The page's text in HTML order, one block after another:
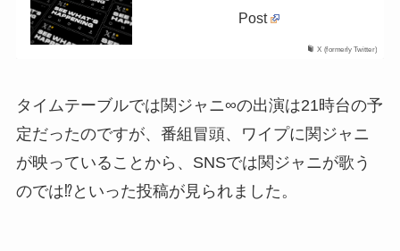
Post
タイムテーブルでは関ジャニ∞の出演は21時台の予
定だったのですが、番組冒頭、ワイプに関ジャニ
が映っていることから、SNSでは関ジャニが歌う
のでは⁉︎といった投稿が見られました。